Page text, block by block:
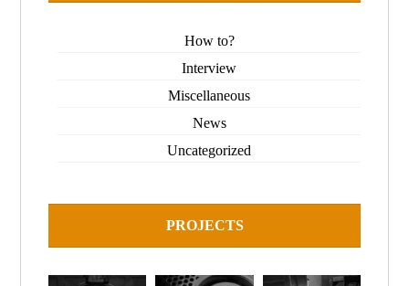
How to?
Interview
Miscellaneous
News
Uncategorized
PROJECTS